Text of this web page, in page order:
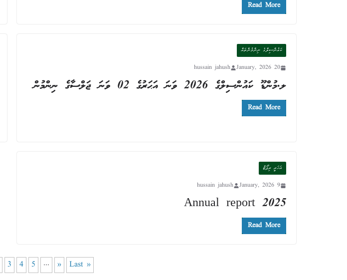
Read More
ކައުންސިލްގެ ނިންމުންތައް
20 January, 2026
hussain jahush
ލ.މުންޑޫ ކައުންސިލްގެ 2026 ވަނަ އަޙަރުގެ 02 ވަނަ ޖަލްސާގެ ނިންމުން
Read More
އަހަރީ ރިޕޯޓް
9 January, 2026
hussain jahush
Annual report 2025
Read More
3 4 5 ... » Last »